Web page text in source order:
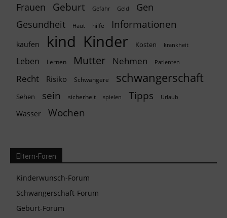
Frauen Geburt Gefahr Geld
Gen
Gesundheit
Haut hilfe Informationen
kaufen kind Kinder Kosten krankheit
Leben Lernen Mutter Nehmen Patienten
Recht Risiko Schwangere schwangerschaft
Sehen sein sicherheit spielen Tipps Urlaub
Wasser Wochen
Eltern-Foren
Kinderwunsch-Forum
Schwangerschaft-Forum
Geburt-Forum